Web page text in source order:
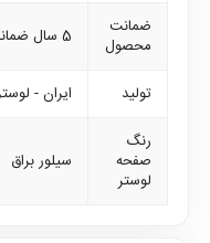
ضمانت
محصول
5 سال ضمانت بدنه و 2 سال ضمانت لوازم برقی
تولید
ایران -
رنگ
صفحه
لوستر
سیلور براق